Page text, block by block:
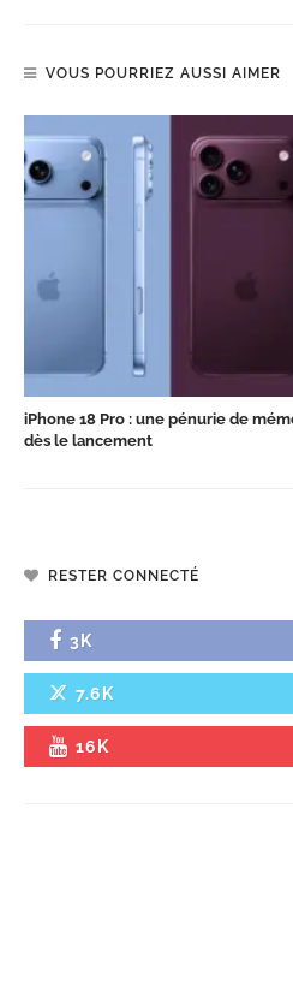
VOUS POURRIEZ AUSSI AIMER
iPhone 18 Pro : une pénurie de
dès le lancement
RESTER CONNECTÉ
3K
7.6K
16K